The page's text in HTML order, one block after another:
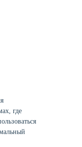
где